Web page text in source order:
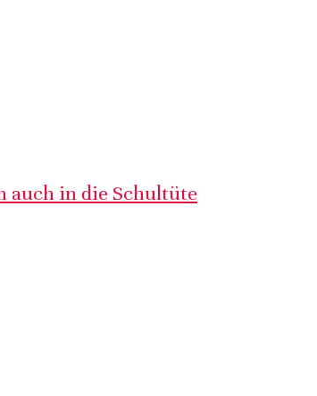
auch in die Schultüte